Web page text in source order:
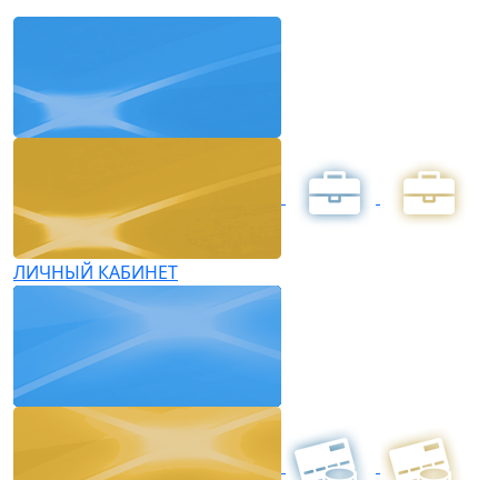
ЛИЧНЫЙ КАБИНЕТ